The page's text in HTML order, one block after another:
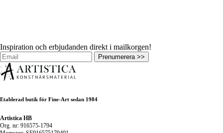
Inspiration och erbjudanden direkt i mailkorgen!
Prenumerera >>
Etablerad butik för Fine-Art sedan 1984
Artistica HB
Org. nr: 916575-1794